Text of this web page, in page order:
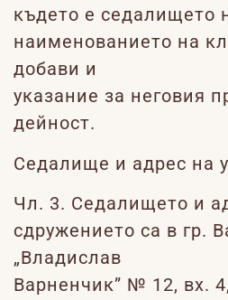
където е седалището
наименованието на
добави и
указание за неговия
дейност.
Седалище и адрес на
Чл. 3. Седалището и
сдружението са в гр.
„Владислав
Варненчик” № 12, вх.